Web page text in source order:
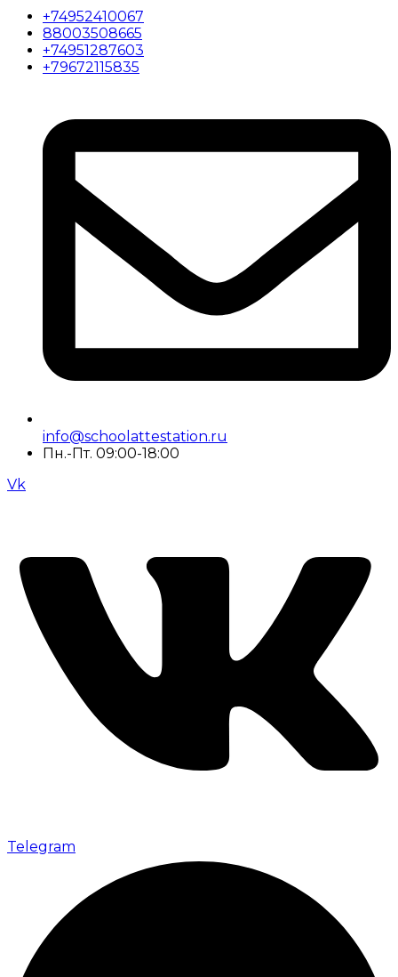
+74952410067
88003508665
+74951287603
+79672115835
info@schoolattestation.ru
Пн.-Пт. 09:00-18:00
Vk
Telegram